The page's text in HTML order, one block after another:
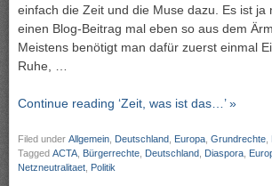
einfach die Zeit und die Muse dazu. Es ist ja
einen Blog-Beitrag mal eben so aus dem
Meistens benötigt man dafür zuerst einmal
Ruhe, …
Continue reading ‘Zeit, was ist das…’ »
Filed under Allgemein, Deutschland, Europa, Grundrechte,
Tagged ACTA, Bürgerrechte, Deutschland, Diaspora,
Netzneutralitaet, Politik